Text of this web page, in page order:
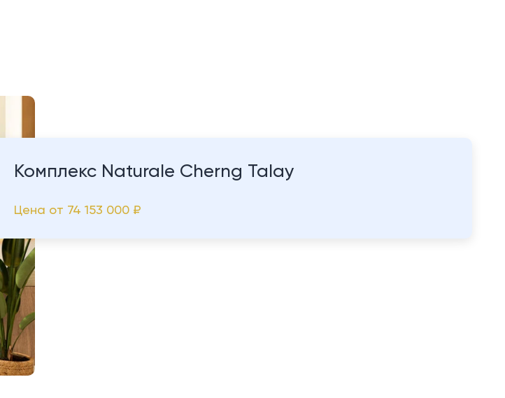
Комплекс Naturale Cherng Talay
Цена от 74 153 000 ₽